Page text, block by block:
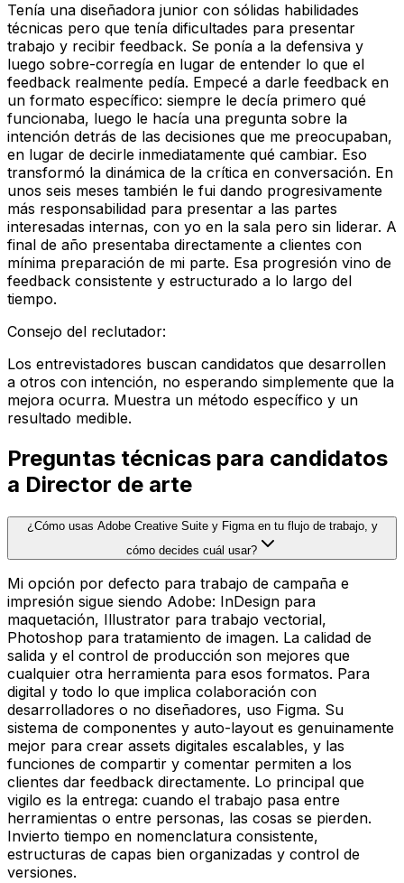
Tenía una diseñadora junior con sólidas habilidades
técnicas pero que tenía dificultades para presentar
trabajo y recibir feedback. Se ponía a la defensiva y
luego sobre-corregía en lugar de entender lo que el
feedback realmente pedía. Empecé a darle feedback en
un formato específico: siempre le decía primero qué
funcionaba, luego le hacía una pregunta sobre la
intención detrás de las decisiones que me preocupaban,
en lugar de decirle inmediatamente qué cambiar. Eso
transformó la dinámica de la crítica en conversación. En
unos seis meses también le fui dando progresivamente
más responsabilidad para presentar a las partes
interesadas internas, con yo en la sala pero sin liderar. A
final de año presentaba directamente a clientes con
mínima preparación de mi parte. Esa progresión vino de
feedback consistente y estructurado a lo largo del
tiempo.
Consejo del reclutador:
Los entrevistadores buscan candidatos que desarrollen
a otros con intención, no esperando simplemente que la
mejora ocurra. Muestra un método específico y un
resultado medible.
Preguntas técnicas para candidatos
a Director de arte
¿Cómo usas Adobe Creative Suite y Figma en tu flujo de trabajo, y
cómo decides cuál usar?
Mi opción por defecto para trabajo de campaña e
impresión sigue siendo Adobe: InDesign para
maquetación, Illustrator para trabajo vectorial,
Photoshop para tratamiento de imagen. La calidad de
salida y el control de producción son mejores que
cualquier otra herramienta para esos formatos. Para
digital y todo lo que implica colaboración con
desarrolladores o no diseñadores, uso Figma. Su
sistema de componentes y auto-layout es genuinamente
mejor para crear assets digitales escalables, y las
funciones de compartir y comentar permiten a los
clientes dar feedback directamente. Lo principal que
vigilo es la entrega: cuando el trabajo pasa entre
herramientas o entre personas, las cosas se pierden.
Invierto tiempo en nomenclatura consistente,
estructuras de capas bien organizadas y control de
versiones.